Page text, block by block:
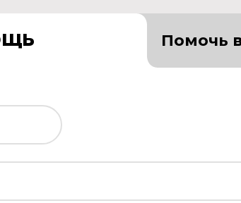
Помочь